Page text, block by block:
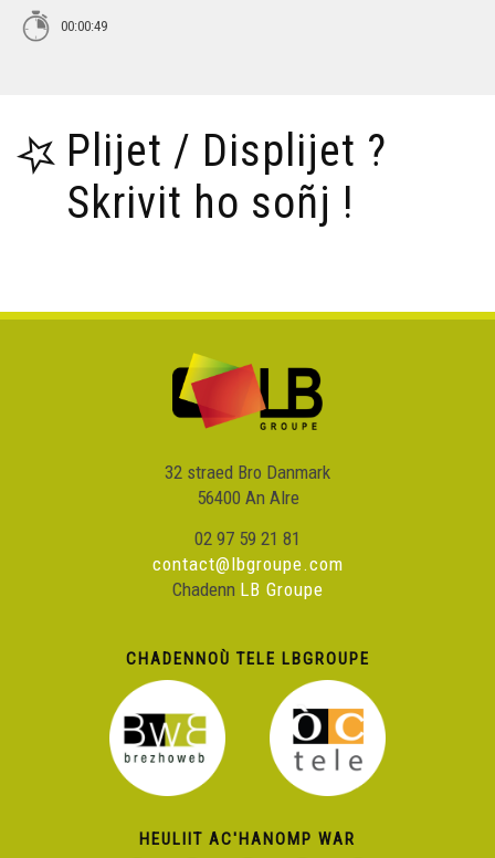
Tañva Anv ar Rozenn - stumm 9:16 - VBSTB
00:00:49
Plijet / Displijet ?
Skrivit ho soñj !
32 straed Bro Danmark
56400 An Alre
02 97 59 21 81
contact@lbgroupe.com
Chadenn LB Groupe
CHADENNOÙ TELE LBGROUPE
HEULIIT AC'HANOMP WAR